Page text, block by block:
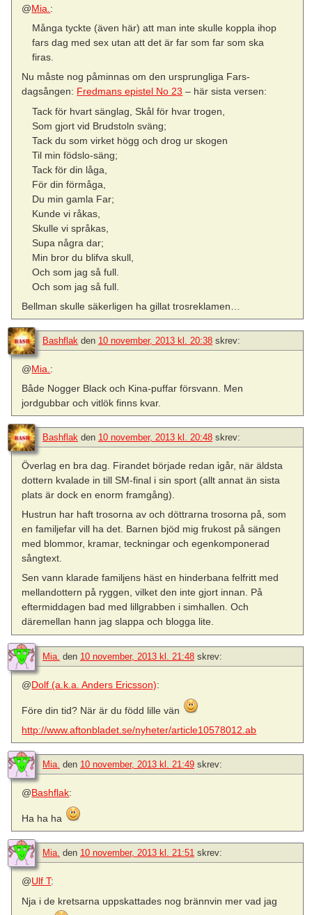
@Mia. :
Många tyckte (även här) att man inte skulle koppla ihop
fars dag med sex utan att det är far som far som ska
firas.
Nu måste nog påminnas om den ursprungliga Fars-
dagsången: Fredmans epistel No 23 – här sista versen:
Tack för hvart sänglag, Skål för hvar trogen,
Som gjort vid Brudstoln sväng;
Tack du som virket högg och drog ur skogen
Til min födslo-säng;
Tack för din låga,
För din förmåga,
Du min gamla Far;
Kunde vi råkas,
Skulle vi språkas,
Supa några dar;
Min bror du blifva skull,
Och som jag så full.
Och som jag så full.
Bellman skulle säkerligen ha gillat trosreklamen…
Bashflak den 10 november, 2013 kl. 20:38 skrev:
@Mia. :
Både Nogger Black och Kina-puffar försvann. Men
jordgubbar och vitlök finns kvar.
Bashflak den 10 november, 2013 kl. 20:48 skrev:
Överlag en bra dag. Firandet började redan igår, när äldsta
dottern kvalade in till SM-final i sin sport (allt annat än sista
plats är dock en enorm framgång).
Hustrun har haft trosorna av och döttrarna trosorna på, som
en familjefar vill ha det. Barnen bjöd mig frukost på sängen
med blommor, kramar, teckningar och egenkomponerad
sångtext.
Sen vann klarade familjens häst en hinderbana felfritt med
mellandottern på ryggen, vilket den inte gjort innan. På
eftermiddagen bad med lillgrabben i simhallen. Och
däremellan hann jag slappa och blogga lite.
Mia. den 10 november, 2013 kl. 21:48 skrev:
@Dolf (a.k.a. Anders Ericsson):
Före din tid? När är du född lille vän
http://www.aftonbladet.se/nyheter/article10578012.ab
Mia. den 10 november, 2013 kl. 21:49 skrev:
@Bashflak:
Ha ha ha
Mia. den 10 november, 2013 kl. 21:51 skrev:
@Ulf T:
Nja i de kretsarna uppskattades nog brännvin mer vad jag